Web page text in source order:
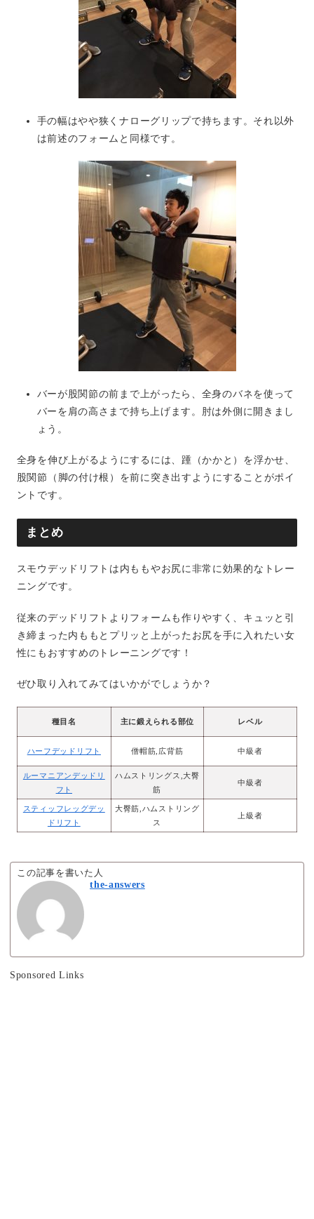
手の幅はやや狭くナローグリップで持ちます。それ以外
は前述のフォームと同様です。
バーが股関節の前まで上がったら、全身のバネを使って
バーを肩の高さまで持ち上げます。肘は外側に開きまし
ょう。
全身を伸び上がるようにするには、踵（かかと）を浮かせ、
股関節（脚の付け根）を前に突き出すようにすることがポイ
ントです。
まとめ
スモウデッドリフトは内ももやお尻に非常に効果的なトレー
ニングです。
従来のデッドリフトよりフォームも作りやすく、キュッと引
き締まった内ももとプリッと上がったお尻を手に入れたい女
性にもおすすめのトレーニングです！
ぜひ取り入れてみてはいかがでしょうか？
種目名 主に鍛えられる部位 レベル
ハーフデッドリフト 僧帽筋,広背筋 中級者
ルーマニアンデッドリ
フト
ハムストリングス,大臀
筋
中級者
スティッフレッグデッ
ドリフト
大臀筋,ハムストリング
ス
上級者
この記事を書いた人
the-answers
Sponsored Links